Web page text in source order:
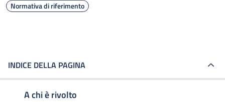
Normativa di riferimento
INDICE DELLA PAGINA
A chi è rivolto